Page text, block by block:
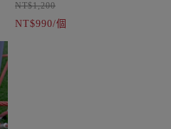
些許誤差）
● 隱藏式提把，前後皆有插袋
NT$1,200
NT$990/個